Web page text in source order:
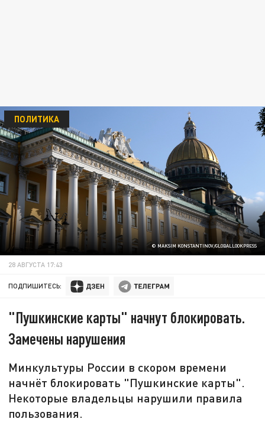
© MAKSIM KONSTANTINOV/GLOBALLOOKPRESS
ПОЛИТИКА
28 АВГУСТА 17:43
ПОДПИШИТЕСЬ:
"Пушкинские карты" начнут блокировать.
Замечены нарушения
Минкультуры России в скором времени
начнёт блокировать "Пушкинские карты".
Некоторые владельцы нарушили правила
пользования.